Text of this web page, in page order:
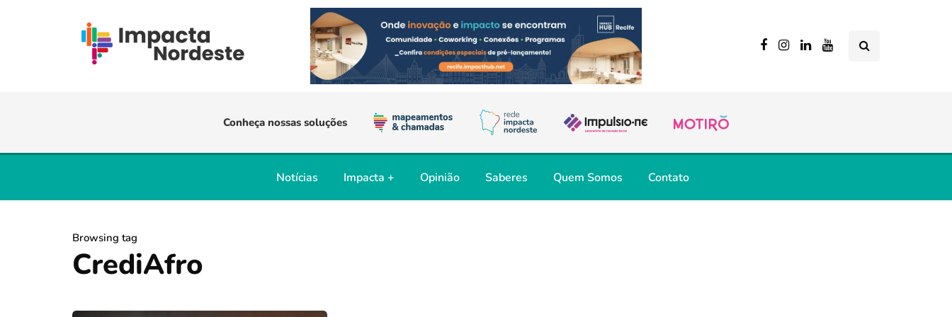
Conheça nossas soluções
Notícias Impacta + Opinião Saberes Quem Somos Contato
Browsing tag
CrediAfro